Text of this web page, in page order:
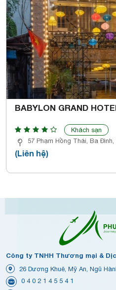
BABYLON GRAND
Khách sạn
57 Phạm Hồng Thái, Ba Đình,
(Liên hệ)
Công ty TNHH Thương mại &
26 Dương Khuê, Mỹ An, Ngũ
0 4 0 2 1 4 5 5 4 1